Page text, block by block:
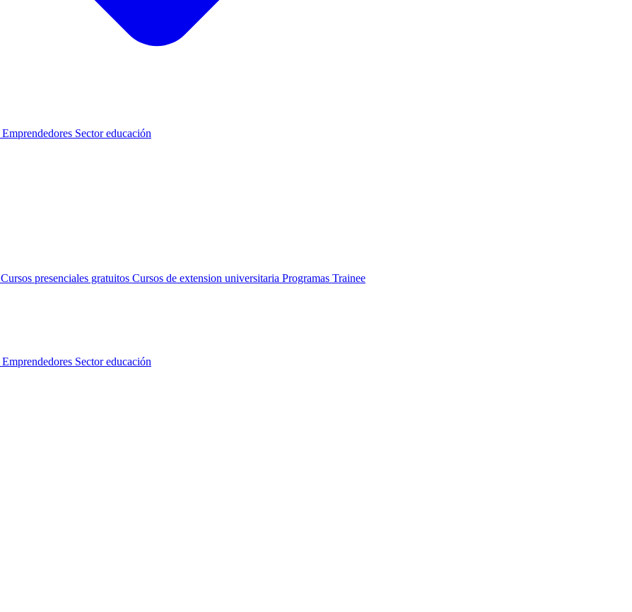
Emprendedores Sector educación
Cursos presenciales gratuitos Cursos de extension universitaria Programas Trainee
Emprendedores Sector educación